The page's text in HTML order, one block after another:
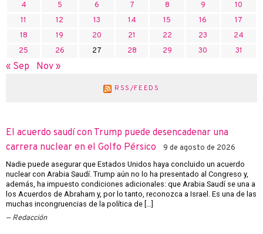
4
5 6 7 8 9
10
11
12 13 14 15 16
17
18
19 20 21 22 23
24
25
26 27 28 29 30 31
« Sep Nov »
RSS/FEEDS
El acuerdo saudí con Trump puede desencadenar una
carrera nuclear en el Golfo Pérsico
9 de agosto de 2026
Nadie puede asegurar que Estados Unidos haya concluido un acuerdo
nuclear con Arabia Saudí. Trump aún no lo ha presentado al Congreso y,
además, ha impuesto condiciones adicionales: que Arabia Saudí se una a
los Acuerdos de Abraham y, por lo tanto, reconozca a Israel. Es una de las
muchas incongruencias de la política de […]
Redacción